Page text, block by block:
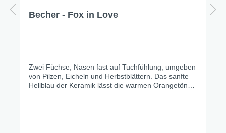
Becher - Fox in Love
Zwei Füchse, Nasen fast auf Tuchfühlung, umgeben
von Pilzen, Eicheln und Herbstblättern. Das sanfte
Hellblau der Keramik lässt die warmen Orangetöne